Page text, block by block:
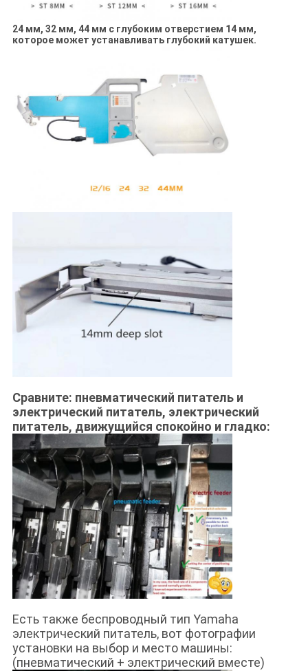
24 мм, 32 мм, 44 мм с глубоким отверстием 14 мм,
которое может устанавливать глубокий катушек.
Сравните: пневматический питатель и
электрический питатель, электрический
питатель, движущийся спокойно и гладко:
Есть также беспроводный тип Yamaha
электрический питатель, вот фотографии
установки на выбор и место машины:
(пневматический + электрический вместе)